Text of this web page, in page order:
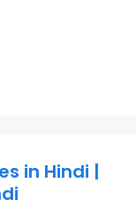
in Hindi |